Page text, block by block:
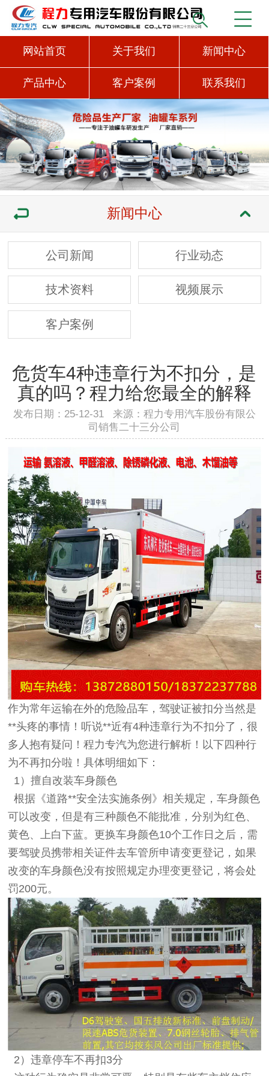
网站首页 关于我们 新闻中心
产品中心 客户案例 联系我们
新闻中心
公司新闻 行业动态
技术资料 视频展示
客户案例
危货车4种违章行为不扣分，是
真的吗？程力给您最全的解释
发布日期：25-12-31 来源：程力专用汽车股份有限公
司销售二十三分公司
作为常年运输在外的危险品车，驾驶证被扣分当然是
**头疼的事情！听说**近有4种违章行为不扣分了，很
多人抱有疑问！程力专汽为您进行解析！以下四种行
为不再扣分啦！具体明细如下：
1）擅自改装车身颜色
根据《道路**安全法实施条例》相关规定，车身颜色
可以改变，但是有三种颜色不能批准，分别为红色、
黄色、上白下蓝。更换车身颜色10个工作日之后，需
要驾驶员携带相关证件去车管所申请变更登记，如果
改变的车身颜色没有按照规定办理变更登记，将会处
罚200元。
2）违章停车不再扣3分